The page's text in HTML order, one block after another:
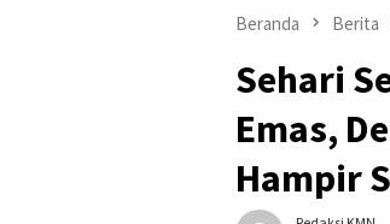
Beranda Berita
Sehari
Emas,
Hampir